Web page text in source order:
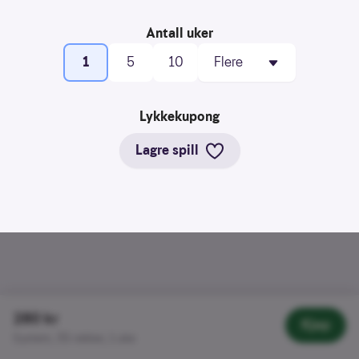
Tilleggsvalg
Antall uker
1
5 10
Lykkekupong
Lagre spill
280 kr Kjøp